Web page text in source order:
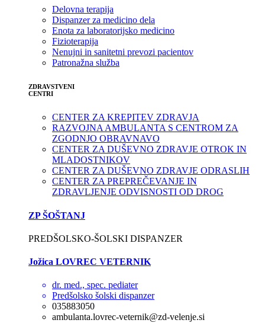
Delovna terapija
Dispanzer za medicino dela
Enota za laboratorijsko medicino
Fizioterapija
Nenujni in sanitetni prevozi pacientov
Patronažna služba
ZDRAVSTVENI
CENTRI
CENTER ZA KREPITEV ZDRAVJA
RAZVOJNA AMBULANTA S CENTROM ZA
ZGODNJO OBRAVNAVO
CENTER ZA DUŠEVNO ZDRAVJE OTROK IN
MLADOSTNIKOV
CENTER ZA DUŠEVNO ZDRAVJE ODRASLIH
CENTER ZA PREPREČEVANJE IN
ZDRAVLJENJE ODVISNOSTI OD DROG
ZP ŠOŠTANJ
PREDŠOLSKO-ŠOLSKI DISPANZER
Jožica LOVREC VETERNIK
dr. med., spec. pediater
Predšolsko šolski dispanzer
035883050
ambulanta.lovrec-veternik@zd-velenje.si